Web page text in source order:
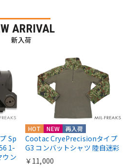
ARRIVAL
新入荷
Sp
1-
ウン
HOT NEW 再入荷
Cootac CryePrecisionタイプ
G3 コンバットシャツ 陸自迷彩
￥11,000